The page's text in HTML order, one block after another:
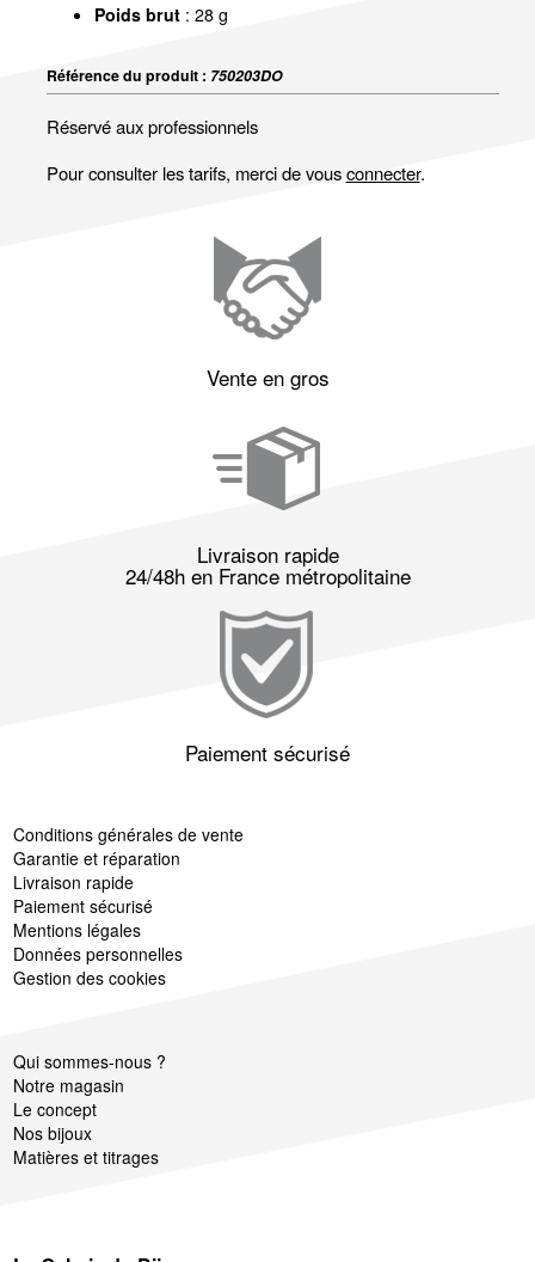
Poids brut: 28 g
Référence du produit : 750203DO
Réservé aux professionnels
Pour consulter les tarifs, merci de vousconnecter.
Vente en gros
Livraison rapide
24/48h en France métropolitaine
Paiement sécurisé
Conditions générales de vente
Garantie et réparation
Livraison rapide
Paiement sécurisé
Mentions légales
Données personnelles
Gestion des cookies
Qui sommes-nous ?
Notre magasin
Le concept
Nos bijoux
Matières et titrages